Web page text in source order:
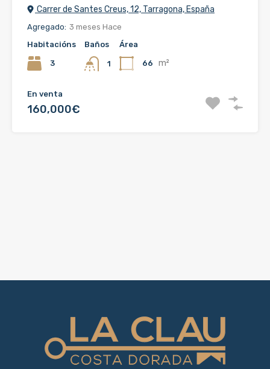
Carrer de Santes Creus, 12, Tarragona, España
Agregado: 3 meses Hace
Habitacións
3
Baños
1
Área
66 m²
En venta
160,000€